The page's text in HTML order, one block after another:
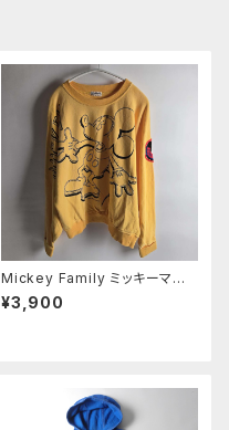
Mickey Family ミッキーマウ
スビッグプリントスウェットシャツ
トレーナー バッドウイング袖 ワ
¥3,900